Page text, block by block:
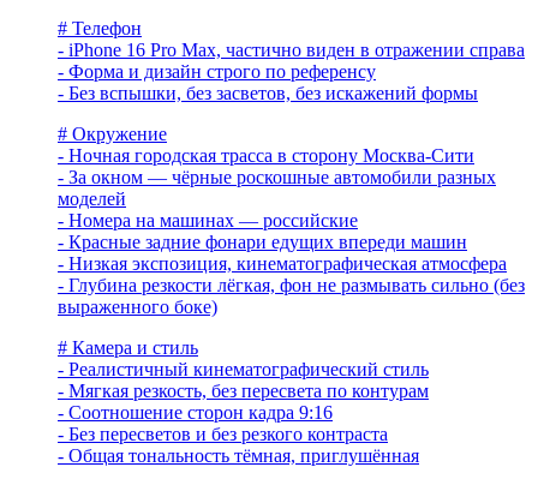
# Телефон
- iPhone 16 Pro Max, частично виден в отражении справа
- Форма и дизайн строго по референсу
- Без вспышки, без засветов, без искажений формы
# Окружение
- Ночная городская трасса в сторону Москва-Сити
- За окном — чёрные роскошные автомобили разных
моделей
- Номера на машинах — российские
- Красные задние фонари едущих впереди машин
- Низкая экспозиция, кинематографическая атмосфера
- Глубина резкости лёгкая, фон не размывать сильно (без
выраженного боке)
# Камера и стиль
- Реалистичный кинематографический стиль
- Мягкая резкость, без пересвета по контурам
- Соотношение сторон кадра 9:16
- Без пересветов и без резкого контраста
- Общая тональность тёмная, приглушённая